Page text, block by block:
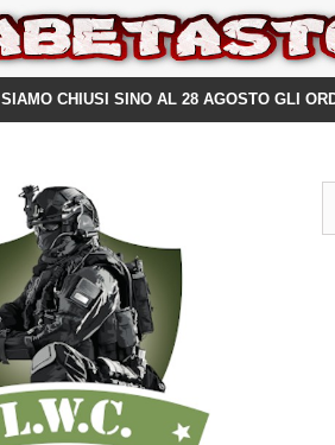
SIAMO CHIUSI SINO AL 28 AGOSTO GLI